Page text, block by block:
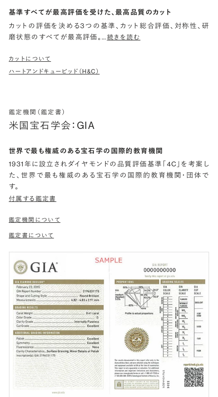
基準すべてが最高評価を受けた、最高品質のカット
カットの評価を決める3つの基準、カット総合評価、対称性、研
磨状態のすべてが最高評価。…続きを読む
カットについて
ハートアンドキューピッド（H&C）
鑑定機関（鑑定書）
米国宝石学会：GIA
世界で最も権威のある宝石学の国際的教育機関
1931年に設立されダイヤモンドの品質評価基準「4C」を考案し
た、世界で最も権威のある宝石学の国際的教育機関・団体で
す。
付属する鑑定書
鑑定機関について
鑑定書について